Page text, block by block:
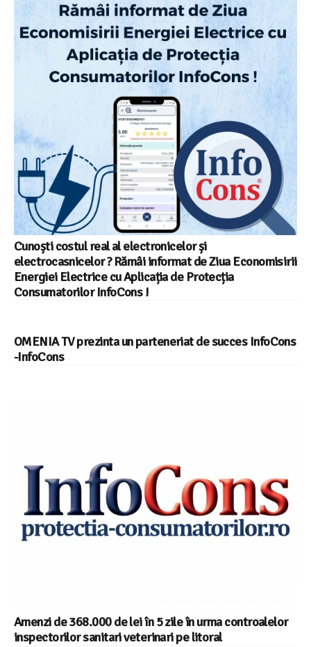
Cunoști costul real al electronicelor și
electrocasnicelor ? Rămâi informat de Ziua Economisirii
Energiei Electrice cu Aplicația de Protecția
Consumatorilor InfoCons !
OMENIA TV prezinta un parteneriat de succes InfoCons
-InfoCons
Amenzi de 368.000 de lei în 5 zile în urma controalelor
inspectorilor sanitari veterinari pe litoral